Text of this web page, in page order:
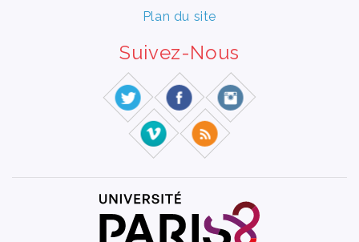
Plan du site
Suivez-Nous